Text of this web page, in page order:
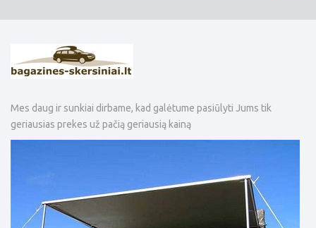
Mes daug ir sunkiai dirbame, kad galėtume pasiūlyti Jums tik
geriausias prekes už pačią geriausią kainą